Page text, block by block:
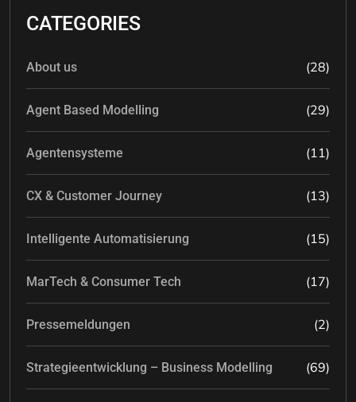
CATEGORIES
About us (28)
Agent Based Modelling (29)
Agentensysteme (11)
CX & Customer Journey (13)
Intelligente Automatisierung (15)
MarTech & Consumer Tech (17)
Pressemeldungen (2)
Strategieentwicklung – Business Modelling (69)